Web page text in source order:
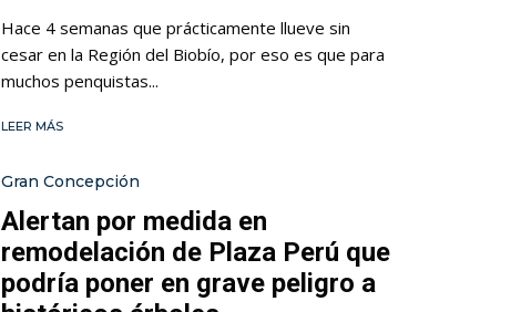
Hace 4 semanas que prácticamente llueve sin
cesar en la Región del Biobío, por eso es que para
muchos penquistas...
LEER MÁS
Gran Concepción
Alertan por medida en
remodelación de Plaza Perú que
podría poner en grave peligro a